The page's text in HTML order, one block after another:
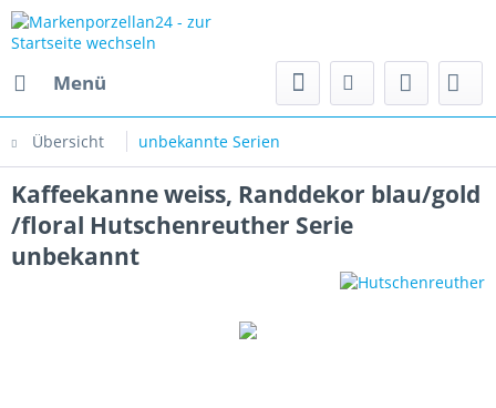
Menü
Übersicht unbekannte Serien
Kaffeekanne weiss, Randdekor blau/gold
/floral Hutschenreuther Serie
unbekannt